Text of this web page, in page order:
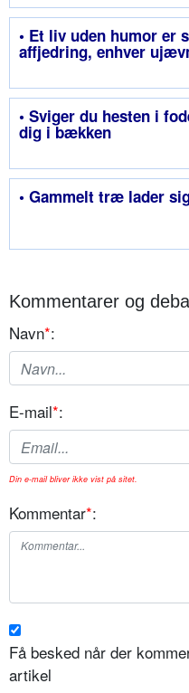
• Et liv uden humor er
affjedring, enhver
• Sviger du hesten i
dig i bækken
• Gammelt træ lader
Kommentarer og
Navn*:
E-mail*:
Din e-mail bliver ikke vist på sitet.
Kommentar*:
Få besked når der
artikel